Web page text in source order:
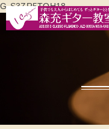
G-S3ZR5TQH18